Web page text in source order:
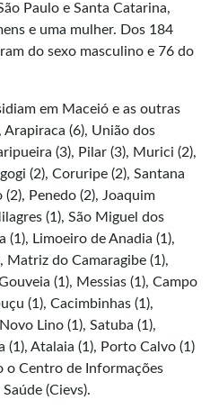
Paulo e Santa Catarina,
e uma mulher. Dos 184
do sexo masculino e 76 do
em Maceió e as outras
(6), União dos
(3), Pilar (3), Murici (2),
(2), Coruripe (2), Santana
Penedo (2), Joaquim
(1), São Miguel dos
(1), Limoeiro de Anadia (1),
Matriz do Camaragibe (1),
(1), Messias (1), Campo
(1), Cacimbinhas (1),
Lino (1), Satuba (1),
(1), Atalaia (1), Porto Calvo (1)
o Centro de Informações
(Cievs).